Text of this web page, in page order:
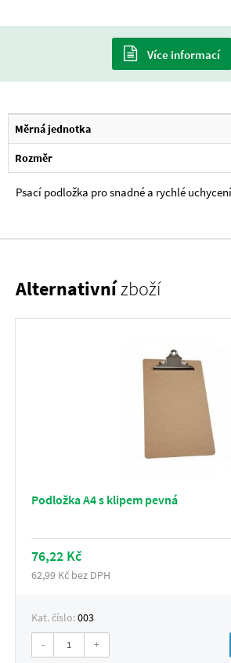
Více informací
Měrná jednotka
Rozměr
Psací podložka pro snadné a rychlé
Alternativnízboží
Podložka A4 s klipem pevná
76,22 Kč
62,99 Kč bez DPH
Kat. číslo:003
- +